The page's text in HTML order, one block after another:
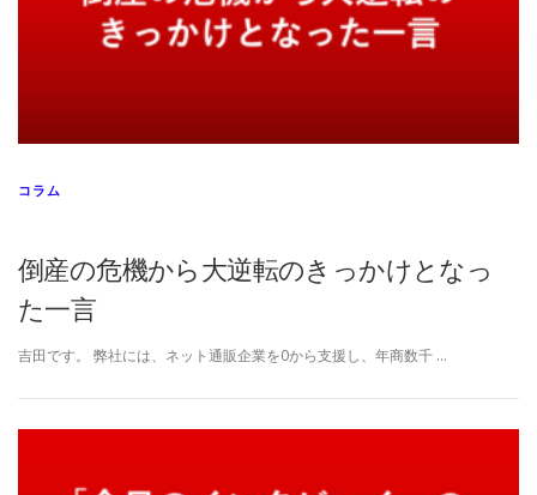
コラム
倒産の危機から大逆転のきっかけとなっ
た一言
吉田です。 弊社には、ネット通販企業を0から支援し、年商数千 …